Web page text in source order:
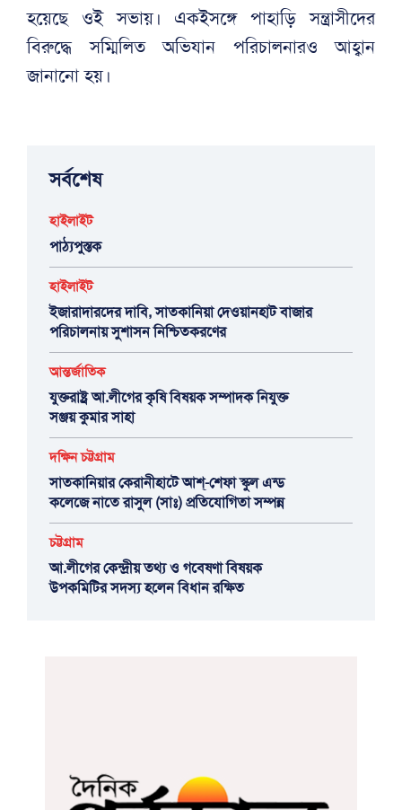
হয়েছে ওই সভায়। একইসঙ্গে পাহাড়ি সন্ত্রাসীদের
বিরুদ্ধে সম্মিলিত অভিযান পরিচালনারও আহ্বান
জানানো হয়।
সর্বশেষ
হাইলাইট
পাঠ্যপুস্তক
হাইলাইট
ইজারাদারদের দাবি, সাতকানিয়া দেওয়ানহাট বাজার
পরিচালনায় সুশাসন নিশ্চিতকরণের
আন্তর্জাতিক
যুক্তরাষ্ট্র আ.লীগের কৃষি বিষয়ক সম্পাদক নিযুক্ত
সঞ্জয় কুমার সাহা
দক্ষিন চট্টগ্রাম
সাতকানিয়ার কেরানীহাটে আশ্-শেফা স্কুল এন্ড
কলেজে নাতে রাসুল (সাঃ) প্রতিযোগিতা সম্পন্ন
চট্টগ্রাম
আ.লীগের কেন্দ্রীয় তথ্য ও গবেষণা বিষয়ক
উপকমিটির সদস্য হলেন বিধান রক্ষিত